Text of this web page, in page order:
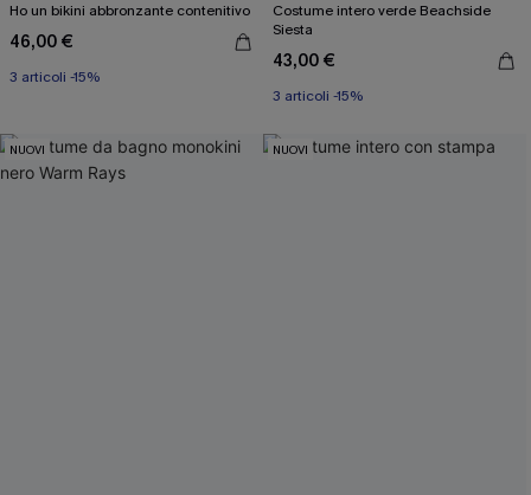
Ho un bikini abbronzante contenitivo
46,00 €
3 articoli -15%
Costume intero verde Beachside
Siesta
43,00 €
3 articoli -15%
NUOVI NUOVI